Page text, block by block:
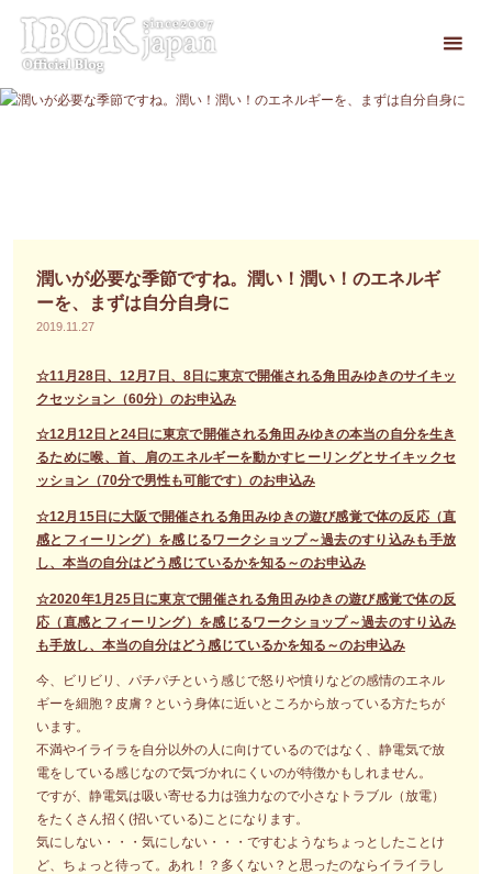
ツ
潤いが必要な季節ですね。潤い！潤い！のエネルギ
ーを、まずは自分自身に
2019.11.27
☆11月28日、12月7日、8日に東京で開催される角田みゆきのサイキッ
クセッション（60分）のお申込み
☆12月12日と24日に東京で開催される角田みゆきの本当の自分を生き
るために喉、首、肩のエネルギーを動かすヒーリングとサイキックセ
ッション（70分で男性も可能です）のお申込み
☆12月15日に大阪で開催される角田みゆきの遊び感覚で体の反応（直
感とフィーリング）を感じるワークショップ～過去のすり込みも手放
し、本当の自分はどう感じているかを知る～のお申込み
☆2020年1月25日に東京で開催される角田みゆきの遊び感覚で体の反
応（直感とフィーリング）を感じるワークショップ～過去のすり込み
も手放し、本当の自分はどう感じているかを知る～のお申込み
今、ビリビリ、パチパチという感じで怒りや憤りなどの感情のエネル
ギーを細胞？皮膚？という身体に近いところから放っている方たちが
います。
不満やイライラを自分以外の人に向けているのではなく、静電気で放
電をしている感じなので気づかれにくいのが特徴かもしれません。
ですが、静電気は吸い寄せる力は強力なので小さなトラブル（放電）
をたくさん招く(招いている)ことになります。
気にしない・・・気にしない・・・ですむようなちょっとしたことけ
ど、ちょっと待って。あれ！？多くない？と思ったのならイライラし